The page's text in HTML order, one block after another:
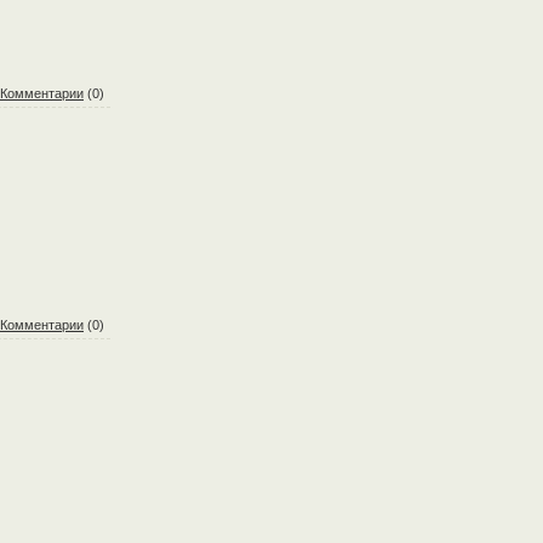
Комментарии (0)
Комментарии (0)